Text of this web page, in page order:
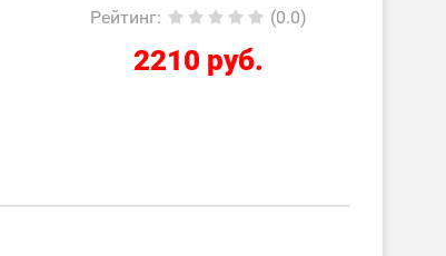
Рейтинг: (0.0)
2210 руб.